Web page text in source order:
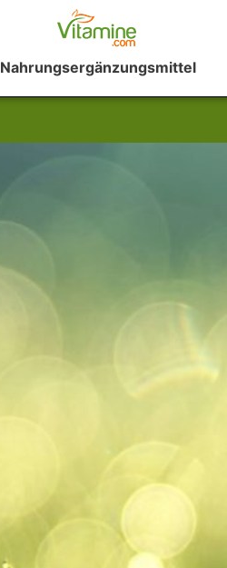
Nahrungsergänzungsmittel